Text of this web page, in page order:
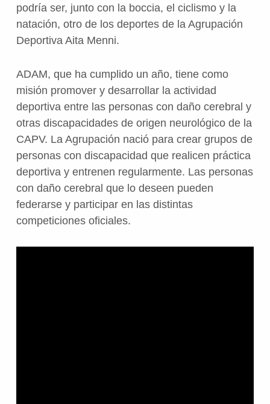
podría ser, junto con la boccia, el ciclismo y la
natación, otro de los deportes de la Agrupación
Deportiva Aita Menni.
ADAM, que ha cumplido un año, tiene como
misión promover y desarrollar la actividad
deportiva entre las personas con daño cerebral y
otras discapacidades de origen neurológico de la
CAPV. La Agrupación nació para crear grupos de
personas con discapacidad que realicen práctica
deportiva y entrenen regularmente. Las personas
con daño cerebral que lo deseen pueden
federarse y participar en las distintas
competiciones oficiales.